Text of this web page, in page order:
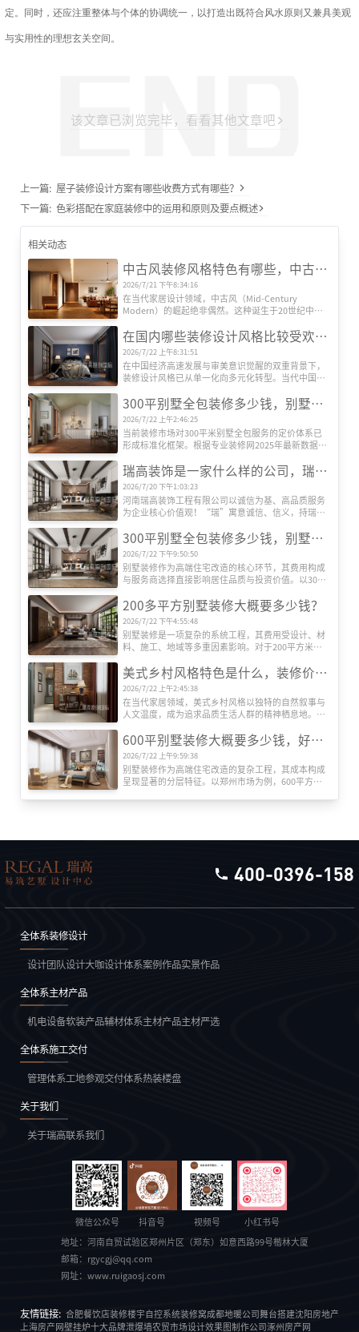
定。同时，还应注重整体与个体的协调统一，以打造出既符合风水原则又兼具美观
与实用性的理想玄关空间。
该文章已浏览完毕，看看其他文章吧
上一篇: 屋子装修设计方案有哪些收费方式有哪些？
下一篇: 色彩搭配在家庭装修中的运用和原则及要点概述
相关动态
中古风装修风格特色有哪些，中古风装修设计效果图
2026/7/21 下午8:34:16
在当代家居设计领域，中古风（Mid-Century
Modern）的崛起绝非偶然。这种诞生于20世纪中叶
全球范围内引发新一轮审美革命。其独特魅力源于对
对人文精神的深度诠释，形成了一套完整的美学体
系。
在国内哪些装修设计风格比较受欢迎？
2026/7/22 上午8:31:51
在中国经济高速发展与审美意识觉醒的双重背景下，
装修设计风格已从单一化向多元化转型。当代中国家
能，转而追求空间美学、文化表达与生活方式的深度
察，系统梳理当前国内六大主流装修设计风格及其核
心特征，揭示其流行背后的社会文化动因。
300平别墅全包装修多少钱，别墅全包装修公司推荐
2026/7/22 上午2:46:25
当前装修市场对300平米别墅全包服务的定价体系已
形成标准化框架。根据专业装修网2025年最新数据，
度达24万至60万元以上。这种价格差异主要源于三大
瑞高装饰是一家什么样的公司，瑞高装饰怎么样？
2026/7/20 下午1:03:23
河南瑞高装饰工程有限公司以诚信为基、高品质服务
为企业核心价值观！“瑞”寓意诚信、信义，持瑞玉
是追求更高美好生活品质的过程！
300平别墅全包装修多少钱，别墅装修公司推荐
2026/7/22 下午9:50:50
别墅装修作为高端住宅改造的核心环节，其费用构成
与服务商选择直接影响居住品质与投资价值。以300
工、设备等多维度因素影响，而专业装修公司的系统
深度解析全包装修成本结构，并重点推荐瑞高装饰的
服务优势。
200多平方别墅装修大概要多少钱？
2026/7/22 下午4:55:48
别墅装修是一项复杂的系统工程，其费用受设计、材
料、施工、地域等多重因素影响。对于200平方米左
元不等。本文将从专业角度出发，系统解析装修费用
美式乡村风格特色是什么，装修价格贵吗？
2026/7/22 上午2:45:38
在当代家居领域，美式乡村风格以独特的自然叙事与
人文温度，成为追求品质生活人群的精神栖息地。这
建人与自然的深度对话，其价值体现在设计哲学与实
600平别墅装修大概要多少钱，好的别墅装修公司推荐
2026/7/22 上午9:59:38
别墅装修作为高端住宅改造的复杂工程，其成本构成
呈现显著的分层特征。以郑州市场为例，600平方米
400-0396-158
全体系装修设计
设计团队设计大咖设计体系案例作品实景作品
全体系主材产品
机电设备软装产品辅材体系主材产品主材严选
全体系施工交付
管理体系工地参观交付体系热装楼盘
关于我们
关于瑞高联系我们
微信公众号 抖音号 视频号 小红书号
地址： 河南自贸试验区郑州片区（郑东）如意西路99号楷林大厦
邮箱：
rgycgj@qq.com
网址： www.ruigaosj.com
友情链接: 合肥餐饮店装修楼宇自控系统装修窝成都地暖公司舞台搭建沈阳房地产
上海房产网壁挂炉十大品牌泄爆墙农贸市场设计效果图制作公司涿州房产网